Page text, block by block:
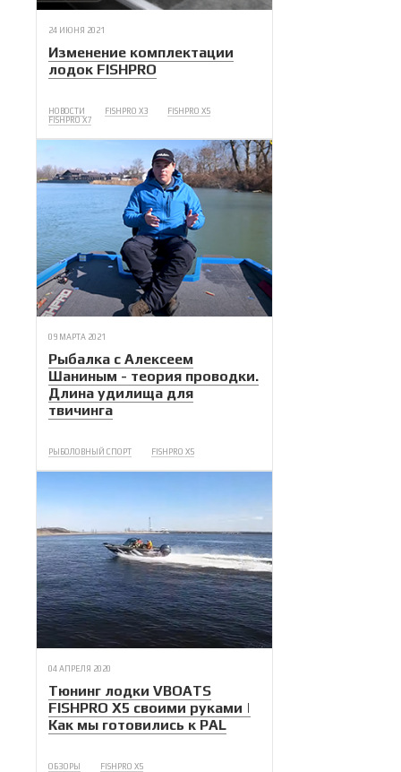
24 ИЮНЯ 2021
Изменение комплектации
лодок FISHPRO
НОВОСТИ FISHPRO X3
FISHPRO X5
FISHPRO X7
09 МАРТА 2021
Рыбалка с Алексеем
Шаниным - теория проводки.
Длина удилища для
твичинга
РЫБОЛОВНЫЙ СПОРТ FISHPRO X5
04 АПРЕЛЯ 2020
Тюнинг лодки VBOATS
FISHPRO X5 своими руками |
Как мы готовились к PAL
ОБЗОРЫ FISHPRO X5